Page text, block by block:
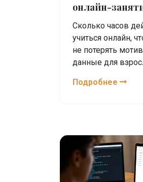
онлайн-
цифры для
студентов
Сколько часов
учиться онлайн,
не потерять
данные для
типа обучения.
Подробнее